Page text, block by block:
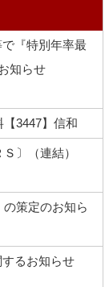
『特別年率最
知らせ
3447】信和
〕（連結）
の策定のお知ら
るお知らせ